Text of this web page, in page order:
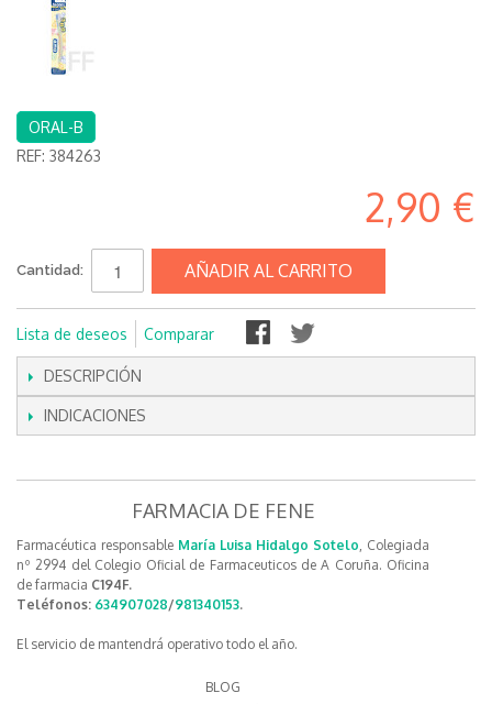
ORAL-B
REF: 384263
2,90 €
Cantidad: AÑADIR AL CARRITO
Lista de deseos Comparar
DESCRIPCIÓN
INDICACIONES
FARMACIA DE FENE
Farmacéutica responsable María Luisa Hidalgo Sotelo, Colegiada
nº 2994 del Colegio Oficial de Farmaceuticos de A Coruña. Oficina
de farmacia C194F.
Teléfonos: 634907028/981340153.
El servicio de mantendrá operativo todo el año.
BLOG